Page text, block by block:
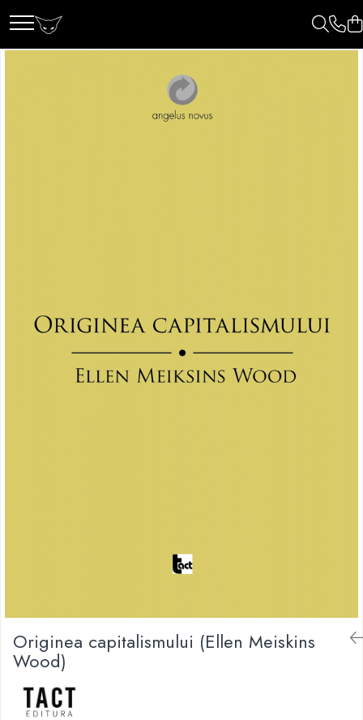
Originea capitalismului (Ellen Meiskins
Wood)